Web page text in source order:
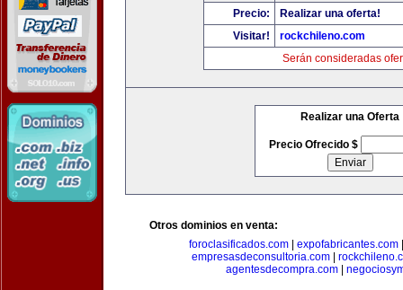
Precio:
Realizar una oferta!
Visitar!
rockchileno.com
Serán consideradas
Realizar una Oferta
Precio Ofrecido $
Otros dominios en venta:
foroclasificados.com
expofabricantes.com
empresasdeconsultoria.com
agentesdecompra.com|